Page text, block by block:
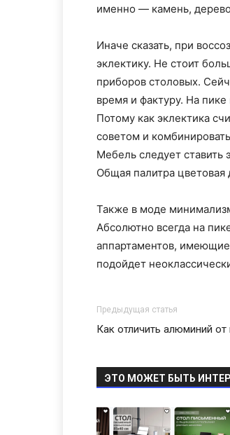
именно — камень,
Иначе сказать, при
эклектику. Не стоит
приборов столовых.
время и фактуру. На
Потому как эклектика
советом и
Мебель следует
Общая палитра
Также в моде
Абсолютно всегда на
аппартаментов,
подойдет
Предыдущая статья
Как отличить алюминий от
ЭТО МОЖЕТ БЫТЬ